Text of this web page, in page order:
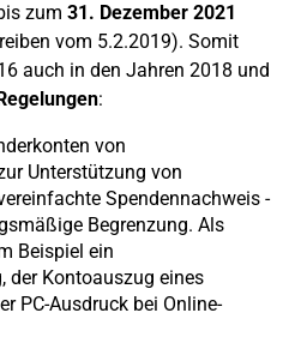
zum 31. Dezember 2021
vom 5.2.2019). Somit
auch in den Jahren 2018 und
:
von
Unterstützung von
Spendennachweis -
Begrenzung. Als
Beispiel ein
der Kontoauszug eines
PC-Ausdruck bei Online-